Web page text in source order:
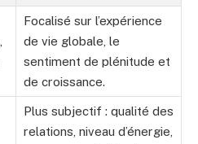
Focalisé sur l’expérience
de vie globale, le
sentiment de plénitude et
de croissance.
Plus subjectif : qualité des
relations, niveau d’énergie,